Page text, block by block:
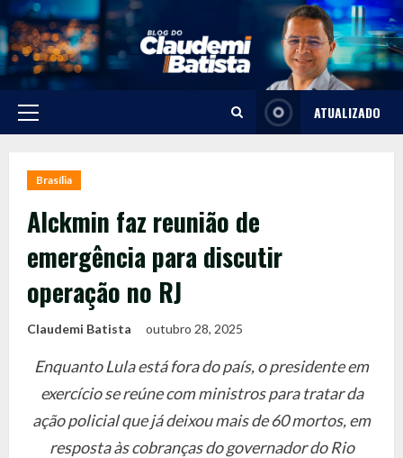
Skip
to
content
Primary
ATUALIZADO
Brasília
Alckmin faz reunião de
emergência para discutir
operação no RJ
Claudemi Batista outubro 28, 2025
Enquanto Lula está fora do país, o presidente em
exercício se reúne com ministros para tratar da
ação policial que já deixou mais de 60 mortos, em
resposta às cobranças do governador do Rio